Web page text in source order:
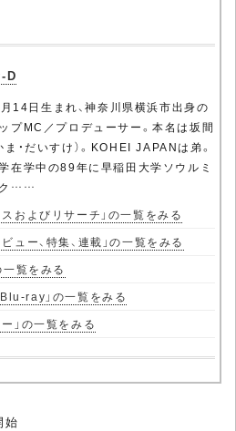
D
14日生まれ、神奈川県横浜市出身の
プMC／プロデューサー。本名は坂間
ま・だいすけ）。KOHEI JAPANは弟。
在学中の89年に早稲田大学ソウルミ
ク……
スおよびリサーチ」の一覧をみる
ビュー、特集、連載」の一覧をみる
一覧をみる
Blu-ray」の一覧をみる
ー」の一覧をみる
始